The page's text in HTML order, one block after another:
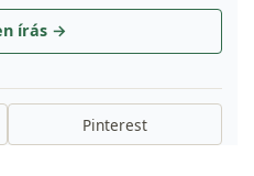
írás →
Pinterest